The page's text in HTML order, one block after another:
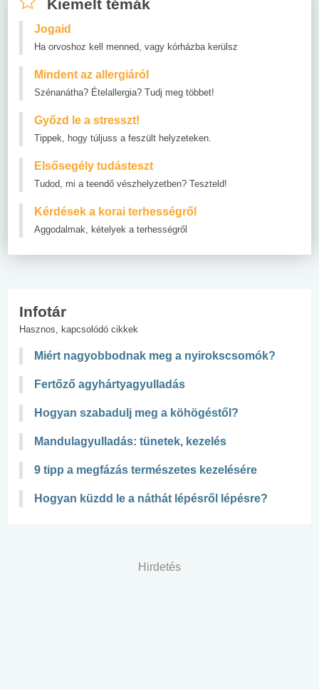
Kiemelt témák
Jogaid
Ha orvoshoz kell menned, vagy kórházba kerülsz
Mindent az allergiáról
Szénanátha? Ételallergia? Tudj meg többet!
Győzd le a stresszt!
Tippek, hogy túljuss a feszült helyzeteken.
Elsősegély tudásteszt
Tudod, mi a teendő vészhelyzetben? Teszteld!
Kérdések a korai terhességről
Aggodalmak, kételyek a terhességről
Infotár
Hasznos, kapcsolódó cikkek
Miért nagyobbodnak meg a nyirokscsomók?
Fertőző agyhártyagyulladás
Hogyan szabadulj meg a köhögéstől?
Mandulagyulladás: tünetek, kezelés
9 tipp a megfázás természetes kezelésére
Hogyan küzdd le a náthát lépésről lépésre?
Hirdetés